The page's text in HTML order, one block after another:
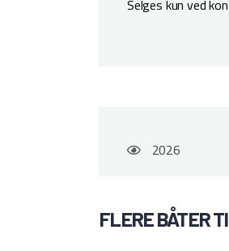
Selges kun ved
2026
FLERE BÅTER